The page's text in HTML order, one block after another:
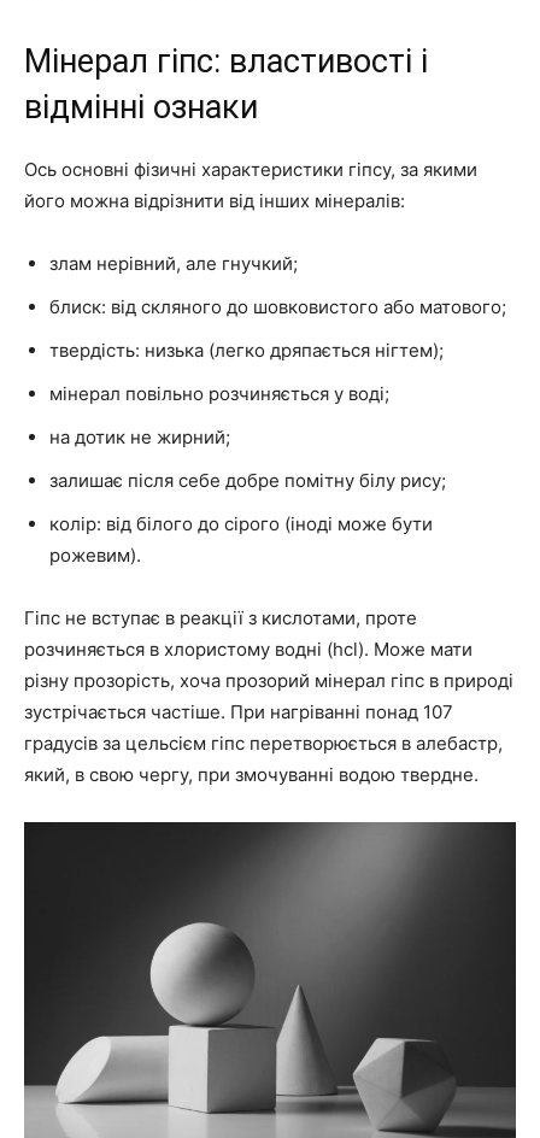
Мінерал гіпс: властивості і
відмінні ознаки
Ось основні фізичні характеристики гіпсу, за якими
його можна відрізнити від інших мінералів:
злам нерівний, але гнучкий;
блиск: від скляного до шовковистого або матового;
твердість: низька (легко дряпається нігтем);
мінерал повільно розчиняється у воді;
на дотик не жирний;
залишає після себе добре помітну білу рису;
колір: від білого до сірого (іноді може бути
рожевим).
Гіпс не вступає в реакції з кислотами, проте
розчиняється в хлористому водні (hcl). Може мати
різну прозорість, хоча прозорий мінерал гіпс в природі
зустрічається частіше. При нагріванні понад 107
градусів за цельсієм гіпс перетворюється в алебастр,
який, в свою чергу, при змочуванні водою твердне.